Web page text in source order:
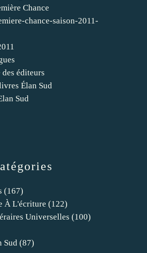
(167)
À L'écriture (122)
Universelles (100)
Sud (87)
Chance
chance-saison-2011-
éditeurs
Élan Sud
Sud